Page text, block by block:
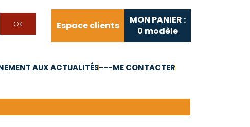
Espace clients
MON PANIER :
0 modèle
AUX ACTUALITÉS---ME CONTACTER